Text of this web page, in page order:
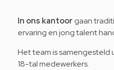
In ons kantoor gaan
ervaring en jong talent
Het team is samengesteld
18-tal medewerkers.